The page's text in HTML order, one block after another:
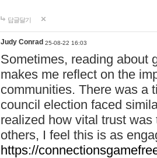
답글달기
Judy Conrad 25-08-22 16:03
Sometimes, reading about
makes me reflect on the
communities. There was a
council election faced
realized how vital trust
others, I feel this is as
https://